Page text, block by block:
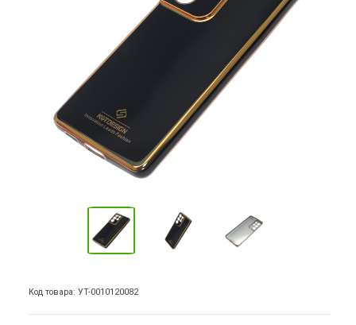
Код товара: УТ-0010120082